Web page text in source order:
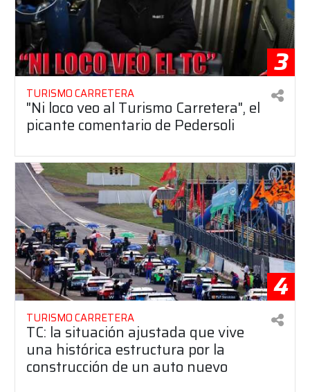
3
TURISMO CARRETERA
"Ni loco veo al Turismo Carretera", el
picante comentario de Pedersoli
4
TURISMO CARRETERA
TC: la situación ajustada que vive
una histórica estructura por la
construcción de un auto nuevo